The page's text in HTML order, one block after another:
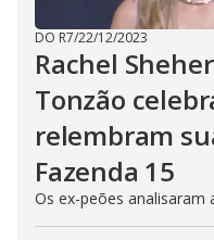
DO R7/22/12/2023
Rachel
Tonzão
relembram
Fazenda 15
Os ex-peões